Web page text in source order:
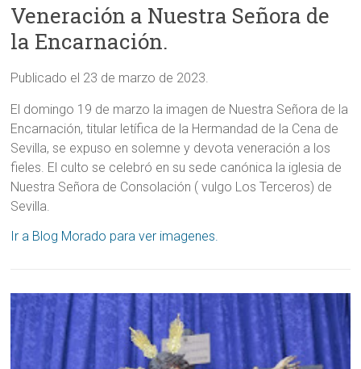
Veneración a Nuestra Señora de
la Encarnación.
Publicado el 23 de marzo de 2023.
El domingo 19 de marzo la imagen de Nuestra Señora de la
Encarnación, titular letífica de la Hermandad de la Cena de
Sevilla, se expuso en solemne y devota veneración a los
fieles. El culto se celebró en su sede canónica la iglesia de
Nuestra Señora de Consolación ( vulgo Los Terceros) de
Sevilla.
Ir a Blog Morado para ver imagenes.